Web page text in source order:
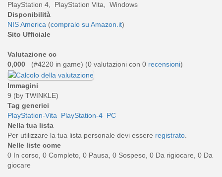
PlayStation 4, PlayStation Vita, Windows
Disponibilità
NIS America (compralo su Amazon.it)
Sito Ufficiale
Valutazione cc
0,000
(#4220 in game) (0 valutazioni con 0 recensioni)
Immagini
9 (by TWINKLE)
Tag generici
PlayStation-Vita
PlayStation-4 PC
Nella tua lista
Per utilizzare la tua lista personale devi essere registrato
Nelle liste come
0 In corso, 0 Completo, 0 Pausa, 0 Sospeso, 0 Da rigiocare, 0 Da
giocare